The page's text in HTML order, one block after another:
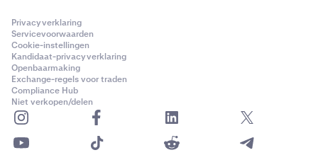
Privacyverklaring
Servicevoorwaarden
Cookie-instellingen
Kandidaat-privacyverklaring
Openbaarmaking
Exchange-regels voor traden
Compliance Hub
Niet verkopen/delen